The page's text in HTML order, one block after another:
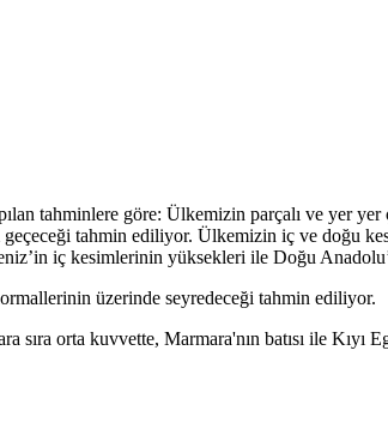
tahminlere göre: Ülkemizin parçalı ve yer yer
geçeceği tahmin ediliyor. Ülkemizin iç ve doğu
iç kesimlerinin yüksekleri ile Doğu
üzerinde seyredeceği tahmin ediliyor.
sıra orta kuvvette, Marmara'nın batısı ile Kıyı